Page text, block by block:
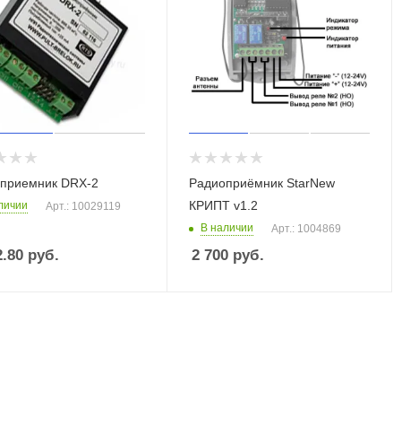
DRX-2
Арт.: 10029119
руб.
Радиоприёмник StarNew
КРИПТ v1.2
В наличии Арт.: 1004869
2 700руб.